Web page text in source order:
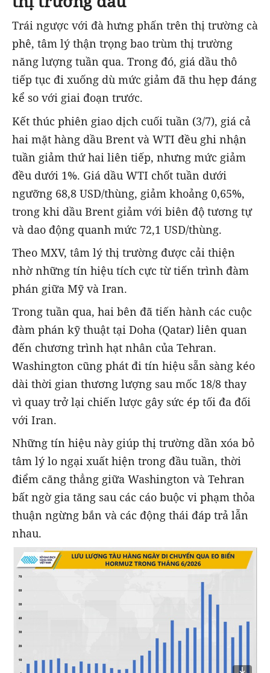
Trái ngược với đà hưng phấn trên thị trường cà
phê, tâm lý thận trọng bao trùm thị trường
năng lượng tuần qua. Trong đó, giá dầu thô
tiếp tục đi xuống dù mức giảm đã thu hẹp đáng
kể so với giai đoạn trước.
Kết thúc phiên giao dịch cuối tuần (3/7), giá cả
hai mặt hàng dầu Brent và WTI đều ghi nhận
tuần giảm thứ hai liên tiếp, nhưng mức giảm
đều dưới 1%. Giá dầu WTI chốt tuần dưới
ngưỡng 68,8 USD/thùng, giảm khoảng 0,65%,
trong khi dầu Brent giảm với biên độ tương tự
và dao động quanh mức 72,1 USD/thùng.
Theo MXV, tâm lý thị trường được cải thiện
nhờ những tín hiệu tích cực từ tiến trình đàm
phán giữa Mỹ và Iran.
Trong tuần qua, hai bên đã tiến hành các cuộc
đàm phán kỹ thuật tại Doha (Qatar) liên quan
đến chương trình hạt nhân của Tehran.
Washington cũng phát đi tín hiệu sẵn sàng kéo
dài thời gian thương lượng sau mốc 18/8 thay
vì quay trở lại chiến lược gây sức ép tối đa đối
với Iran.
Những tín hiệu này giúp thị trường dần xóa bỏ
tâm lý lo ngại xuất hiện trong đầu tuần, thời
điểm căng thẳng giữa Washington và Tehran
bất ngờ gia tăng sau các cáo buộc vi phạm thỏa
thuận ngừng bắn và các động thái đáp trả lẫn
nhau.